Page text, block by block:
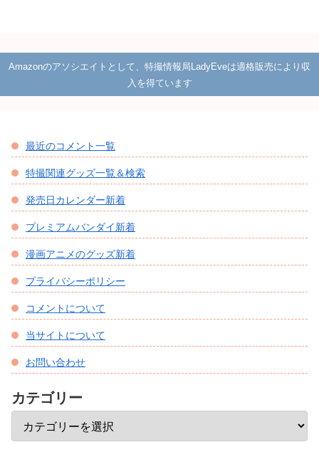
Amazonのアソシエイトとして、特撮情報局LadyEveは適格販売により収
入を得ています
最近のコメント一覧
特撮関連グッズ一覧＆検索
発売日カレンダー新着
プレミアムバンダイ新着
漫画アニメのグッズ新着
プライバシーポリシー
コメントについて
当サイトについて
お問い合わせ
カテゴリー